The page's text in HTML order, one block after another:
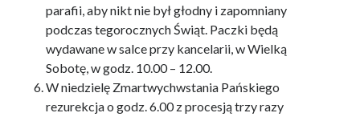
Przemienienie Pańskie, święto
parafii, aby nikt nie był głodny i zapomniany
podczas tegorocznych Świąt. Paczki będą
wydawane w salce przy kancelarii, w Wielką
Sobotę, w godz. 10.00 – 12.00.
W niedzielę Zmartwychwstania Pańskiego
rezurekcja o godz. 6.00 z procesją trzy razy